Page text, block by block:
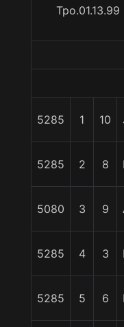
5285 1 10
5285 2 8
5080 3 9
5285 4 3
5285 5 6